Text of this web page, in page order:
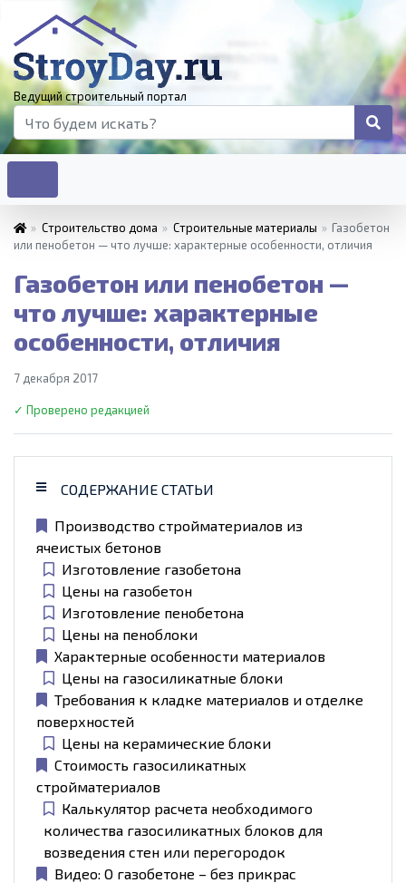
Ведущий строительный портал
» Строительство дома » Строительные материалы » Газобетон
или пенобетон — что лучше: характерные особенности, отличия
Газобетон или пенобетон —
что лучше: характерные
особенности, отличия
7 декабря 2017
✓ Проверено редакцией
СОДЕРЖАНИЕ СТАТЬИ
Производство стройматериалов из
ячеистых бетонов
Изготовление газобетона
Цены на газобетон
Изготовление пенобетона
Цены на пеноблоки
Характерные особенности материалов
Цены на газосиликатные блоки
Требования к кладке материалов и отделке
поверхностей
Цены на керамические блоки
Стоимость газосиликатных
стройматериалов
Калькулятор расчета необходимого
количества газосиликатных блоков для
возведения стен или перегородок
Видео: О газобетоне – без прикрас